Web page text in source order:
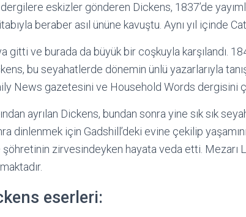
eskizler gönderen Dickens, 1837’de
beraber asıl ününe kavuştu. Aynı yıl içinde
gitti ve burada da büyük bir coşkuyla karşılandı.
bu seyahatlerde dönemin ünlü yazarlarıyla
News gazetesini ve Household Words dergisini
ayrılan Dickens, bundan sonra yine sık sık
dinlenmek için Gadshill’deki evine çekilip
şöhretinin zirvesindeyken hayata veda etti. Mezarı
eserleri: